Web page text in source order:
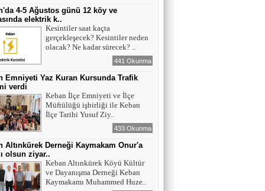
4-5 Ağustos günü 12 köy ve
elektrik k..
Kesintiler saat kaçta
gerçekleşecek? Kesintiler neden
olacak? Ne kadar sürecek? ..
441 Okunma
Emniyeti Yaz Kuran Kursunda Trafik
verdi
Keban İlçe Emniyeti ve İlçe
Müftülüğü işbirliği ile Keban
İlçe Tarihi Yusuf Ziy..
433 Okunma
Altınkürek Derneği Kaymakam Onur'a
olsun ziyar..
Keban Altınkürek Köyü Kültür
ve Dayanışma Derneği Keban
Kaymakamı Muhammed Huze..